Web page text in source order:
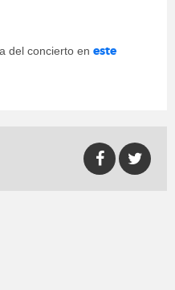
del concierto en este